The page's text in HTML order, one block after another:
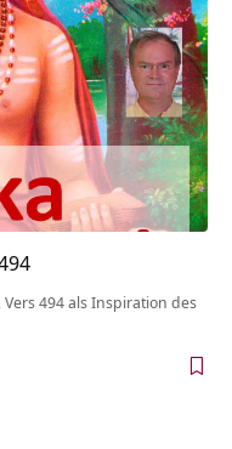
494 als Inspiration des